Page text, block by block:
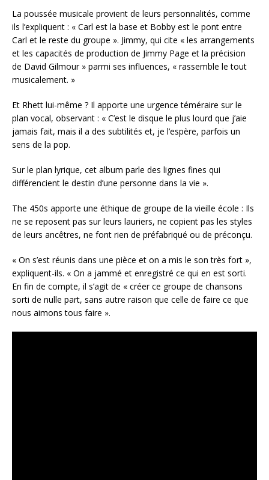
La poussée musicale provient de leurs personnalités, comme
ils l’expliquent : « Carl est la base et Bobby est le pont entre
Carl et le reste du groupe ». Jimmy, qui cite « les arrangements
et les capacités de production de Jimmy Page et la précision
de David Gilmour » parmi ses influences, « rassemble le tout
musicalement. »
Et Rhett lui-même ? Il apporte une urgence téméraire sur le
plan vocal, observant : « C’est le disque le plus lourd que j’aie
jamais fait, mais il a des subtilités et, je l’espère, parfois un
sens de la pop.
Sur le plan lyrique, cet album parle des lignes fines qui
différencient le destin d’une personne dans la vie ».
The 450s apporte une éthique de groupe de la vieille école : Ils
ne se reposent pas sur leurs lauriers, ne copient pas les styles
de leurs ancêtres, ne font rien de préfabriqué ou de préconçu.
« On s’est réunis dans une pièce et on a mis le son très fort »,
expliquent-ils. « On a jammé et enregistré ce qui en est sorti.
En fin de compte, il s’agit de « créer ce groupe de chansons
sorti de nulle part, sans autre raison que celle de faire ce que
nous aimons tous faire ».